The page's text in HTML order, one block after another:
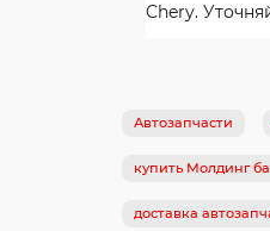
Chery.
Автозапчасти
купить Молдинг
доставка